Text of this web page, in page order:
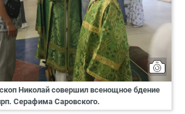
Николай совершил всенощное бдение
Серафима Саровского.